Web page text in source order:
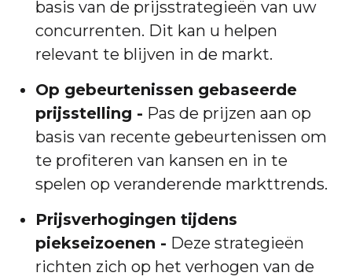
basis van de prijsstrategieën van uw
concurrenten. Dit kan u helpen
relevant te blijven in de markt.
Op gebeurtenissen gebaseerde
prijsstelling - Pas de prijzen aan op
basis van recente gebeurtenissen om
te profiteren van kansen en in te
spelen op veranderende markttrends.
Prijsverhogingen tijdens
piekseizoenen - Deze strategieën
richten zich op het verhogen van de